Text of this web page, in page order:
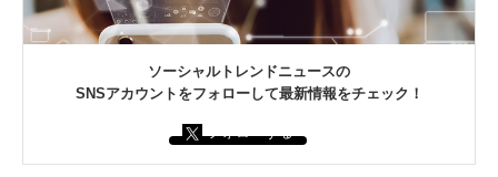
ソーシャルトレンドニュースの
SNSアカウントをフォローして最新情報をチェック！